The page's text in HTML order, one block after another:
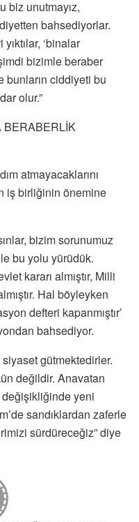
biz unutmayız,
bahsediyorlar.
‘binalar
bizimle beraber
bunların ciddiyeti bu
olur.”
BERABERLİK
atmayacaklarını
iş birliğinin önemine
bizim sorunumuz
bu yolu yürüdük.
kararı almıştır, Milli
Hal böyleyken
defteri kapanmıştır’
bahsediyor.
gütmektedirler.
değildir. Anavatan
yeni
sandıklardan zaferle
sürdüreceğiz” diye